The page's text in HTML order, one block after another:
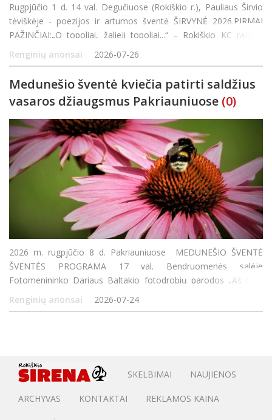
Rugpjūčio 1 d. 14 val. Degučiuose (Rokiškio r.), Pauliaus Širvio
tėviškėje - poezijos ir artumos šventė ŠIRVYNĖ 2026.PIRMAI
PAŽINČIAI:„O topoliai, žalieji topoliai...“ – Rokiškio KC rajono
padalinio Aleksandravėlėje kapela PILENĖ.„Ger
Renginių anonsai 2026-07-26
Medunešio šventė kviečia patirti saldžius
vasaros džiaugsmus Pakriauniuose (0)
2026 m. rugpjūčio 8 d. Pakriauniuose MEDUNEŠIO ŠVENTĖ
ŠVENTĖS PROGRAMA 17 val. Bendruomenės salėje
Fotomenininko Dariaus Baltakio fotodrobių parodos „Aš tave
matau“ atidarymas Lidijos Paršukovienės deimantinės mozaikos
paveikslų paroda 18 va
Renginių anonsai 2026-07-24
SKELBIMAI NAUJIENOS
ARCHYVAS KONTAKTAI REKLAMOS KAINA